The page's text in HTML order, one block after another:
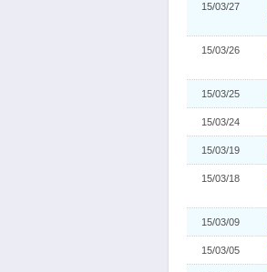
15/03/27
15/03/26
15/03/25
15/03/24
15/03/19
15/03/18
15/03/09
15/03/05